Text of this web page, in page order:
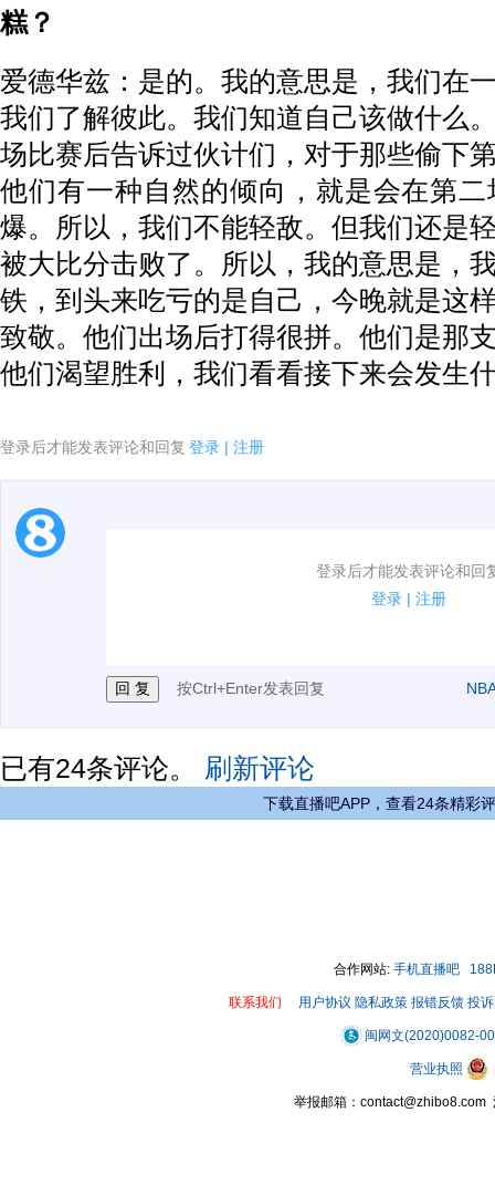
糕？
爱德华兹：是的。我的意思是，我们在
我们了解彼此。我们知道自己该做什么
场比赛后告诉过伙计们，对于那些偷下
他们有一种自然的倾向，就是会在第
爆。所以，我们不能轻敌。但我们还是
被大比分击败了。所以，我的意思是，
铁，到头来吃亏的是自己，今晚就是这
致敬。他们出场后打得很拼。他们是那
他们渴望胜利，我们看看接下来会发生
登录后才能发表评论和回复 登录 | 注册
登录后才能发表评论和回
登录 | 注册
1.电脑端新用户可以发表评论了！
按Ctrl+Enter发表回复
已有24条评论。 刷新评论
下载直播吧APP，查看24条精彩
合作网站: 手机直播吧
联系我们 用户协议 隐私政策 报错反馈 投
闽网文(2020)0082-
营业执照
举报邮箱：